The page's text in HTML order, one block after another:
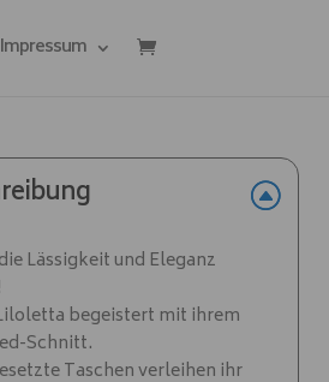
Impressum
Lässigkeit und Eleganz
begeistert mit ihrem
Schnitt.
Taschen verleihen ihr